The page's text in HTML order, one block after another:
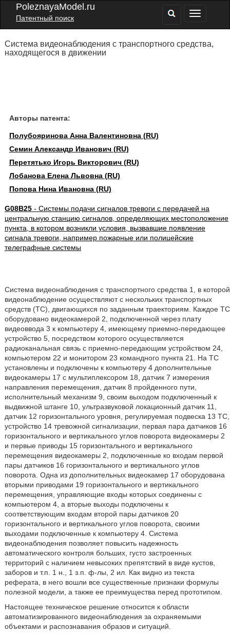
PoleznayaModel.ru
Патентный поиск
Система видеонаблюдения с транспортного средства,
находящегося в движении
Авторы патента:
Полубояринова Анна Валентиновна (RU)
Семин Александр Иванович (RU)
Перетятько Игорь Викторович (RU)
Лобанова Елена Львовна (RU)
Попова Нина Ивановна (RU)
G08B25- Системы подачи сигналов тревоги с передачей на
центральную станцию сигналов, определяющих местоположение
пункта, в котором возникли условия, вызвавшие появление
сигнала тревоги, например пожарные или полицейские
телеграфные системы
Система видеонаблюдения с транспортного средства 1, в которой
видеонаблюдение осуществляют с нескольких транспортных
средств (ТС), двигающихся по заданным траекториям. Каждое ТС
оборудовано видеокамерой 2, подключенной через плату
видеоввода 3 к компьютеру 4, имеющему приемно-передающее
устройство 5, посредством которого осуществляется
радиоканальная связь с приемно-передающим устройством 24,
компьютером 22 и монитором 23 командного пункта 21. На ТС
установлены и подключены к компьютеру 4 дополнительные
видеокамеры 17 с мультиплексором 18, датчик 7 измерения
направления перемещения, датчик 8 пройденного пути,
исполнительный механизм 9, своим выходом подключенный к
выдвижной штанге 10, ультразвуковой локационный датчик 11,
датчик 12 горизонтального уровня, регулируемая подвеска 13 ТС,
устройство 14 тревожной сигнализации, первая пара датчиков 16
горизонтального и вертикального углов поворота видеокамеры 2
и первые приводы 15 горизонтального и вертикального
перемещения видеокамеры 2, подключенные ко входам первой
пары датчиков 16 горизонтального и вертикального углов
поворота. Одна из дополнительных видеокамер 17 оборудована
вторыми приводами 19 горизонтального и вертикального
перемещения, управляющие входы которых соединены с
компьютером 4, а вторые выходы подключены к
соответствующим входам второй пары датчиков 20
горизонтального и вертикального углов поворота, своими
выходами подключенные к компьютеру 4. Система
видеонаблюдения позволяет повысить надежность
автоматического контроля больших, густо застроенных
территорий с наличием невысоких препятствий в виде кустов,
заборов и т.п. 1 н., 1 з.п. ф-лы, 2 ил. Как видно из текста
реферата, в него вошли все существенные признаки формулы
полезной модели, а также ее преимущества перед прототипом.
Настоящее техническое решение относится к области
автоматизированного видеонаблюдения за охраняемыми
объектами и распознавания образов и ситуаций.